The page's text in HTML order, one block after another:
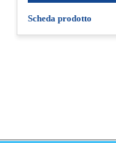
Scheda prodotto